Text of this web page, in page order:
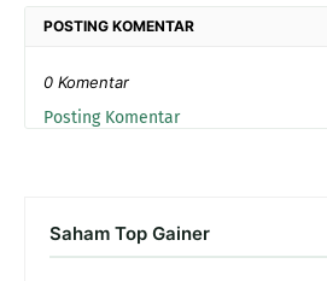
POSTING KOMENTAR
0 Komentar
Posting Komentar
Saham Top Gainer